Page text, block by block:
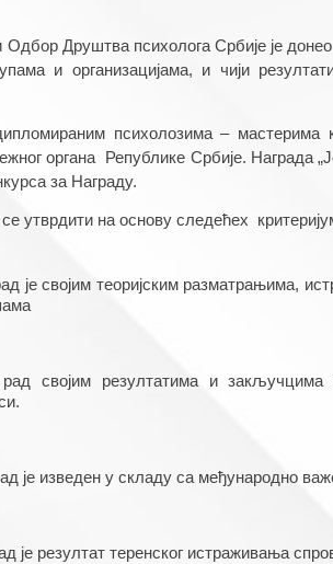
Друштва психолога Србије је
и организацијама, и чији
психолозима – мастерима
органа  Републике Србије. Награда
за Награду.
утврдити на основу следећех
је својим теоријским разматрањима,
својим резултатима и
је изведен у складу са међународно
је резултат теренског истраживања